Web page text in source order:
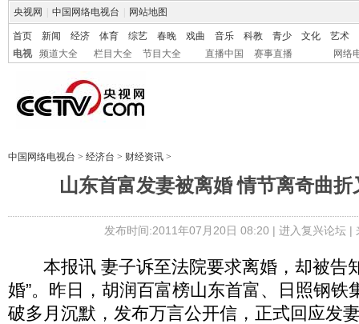
央视网 中国网络电视台 网站地图
首页 新闻 经济 体育 综艺 春晚 戏曲 音乐 科教 青少 文化
艺术
电视
频道大全 栏目大全 节目大全 直播中国 赛事直播 网络
中国网络电视台 > 经济台 > 财经资讯 >
山东首富发妻被离婚 情节离奇曲
发布时间:2011年07月20日 08:20 | 进入复兴论坛|
本报讯 妻子诉至法院要求离婚，却被告
婚”。昨日，胡润百富榜山东首富、日照钢铁
破多月沉默，发布万言公开信，正式回应发